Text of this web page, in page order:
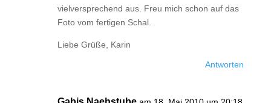
vielversprechend aus. Freu mich schon auf das
Foto vom fertigen Schal.
Liebe Grüße, Karin
Antworten